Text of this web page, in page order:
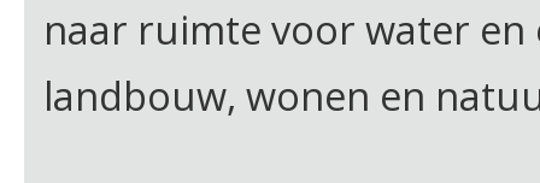
naar ruimte voor water en
landbouw, wonen en